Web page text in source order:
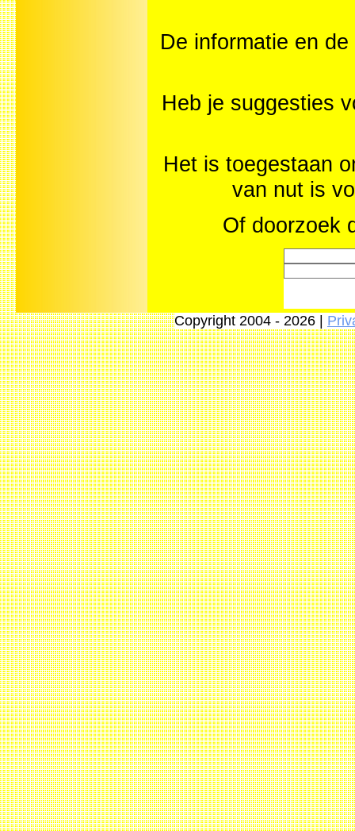
De informatie en
Heb je suggesties
Het is toegestaan
van nut is
Of doorzoek
Copyright 2004 - 2026 |